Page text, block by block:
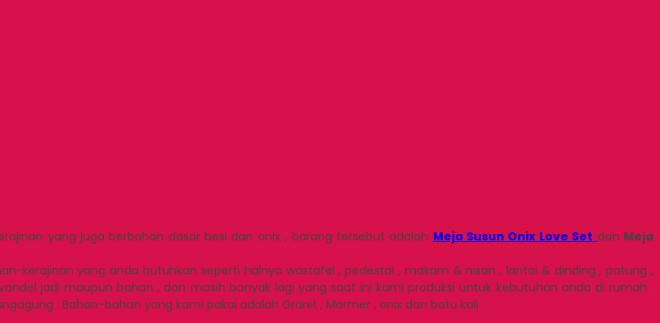
yang juga berbahan dasar besi dan onix , barang tersebut adalah Meja Susun Onix Love Set dan Meja
kerajinan yang anda butuhkan seperti halnya wastafel , pedestal , makam & nisan , lantai & dinding , patung ,
jadi maupun bahan , dan masih banyak lagi yang saat ini kami produksi untuk kebutuhan anda di rumah .
. Bahan-bahan yang kami pakai adalah Granit , Marmer , onix dan batu kali .